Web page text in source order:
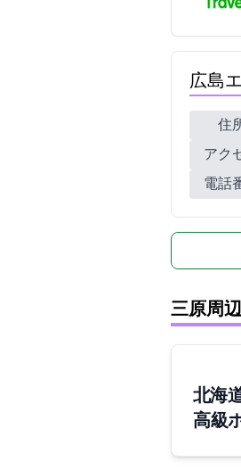
広島
住
アク
電話
三原周
[北海
高級